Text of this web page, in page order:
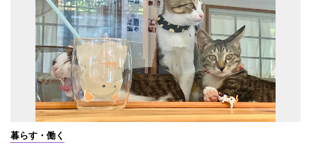
暮らす・働く